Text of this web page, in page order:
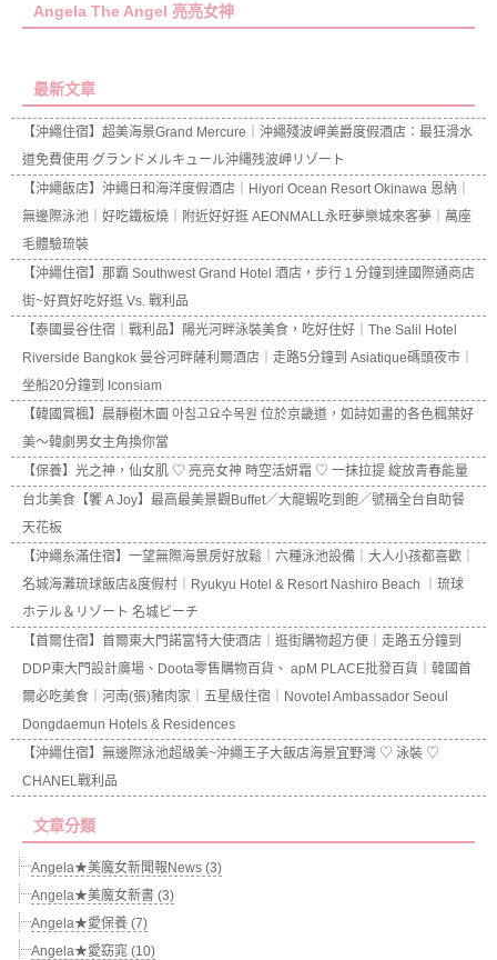
Angela The Angel 亮亮女神
最新文章
【沖繩住宿】超美海景Grand Mercure｜沖繩殘波岬美爵度假酒店：最狂滑水
道免費使用 グランドメルキュール沖縄残波岬リゾート
【沖繩飯店】沖繩日和海洋度假酒店｜Hiyori Ocean Resort Okinawa 恩納｜
無邊際泳池｜好吃鐵板燒｜附近好好逛 AEONMALL永旺夢樂城來客夢｜萬座
毛體驗琉裝
【沖繩住宿】那霸 Southwest Grand Hotel 酒店，步行１分鐘到達國際通商店
街~好買好吃好逛 Vs. 戰利品
【泰國曼谷住宿｜戰利品】陽光河畔泳裝美食，吃好住好｜The Salil Hotel
Riverside Bangkok 曼谷河畔薩利爾酒店｜走路5分鐘到 Asiatique碼頭夜市｜
坐船20分鐘到 Iconsiam
【韓國賞楓】晨靜樹木園 아침고요수목원 位於京畿道，如詩如畫的各色楓葉好
美～韓劇男女主角換你當
【保養】光之神，仙女肌 ♡ 亮亮女神 時空活妍霜 ♡ 一抹拉提 綻放青春能量
台北美食【饗 A Joy】最高最美景觀Buffet／大龍蝦吃到飽／號稱全台自助餐
天花板
【沖繩糸滿住宿】一望無際海景房好放鬆｜六種泳池設備｜大人小孩都喜歡｜
名城海灘琉球飯店&度假村｜Ryukyu Hotel & Resort Nashiro Beach ｜琉球
ホテル＆リゾート 名城ビーチ
【首爾住宿】首爾東大門諾富特大使酒店｜逛街購物超方便｜走路五分鐘到
DDP東大門設計廣場、Doota零售購物百貨、 apM PLACE批發百貨｜韓國首
爾必吃美食｜河南(張)豬肉家｜五星級住宿｜Novotel Ambassador Seoul
Dongdaemun Hotels & Residences
【沖繩住宿】無邊際泳池超級美~沖繩王子大飯店海景宜野灣 ♡ 泳裝 ♡
CHANEL戰利品
文章分類
Angela★美魔女新聞報News (3)
Angela★美魔女新書 (3)
Angela★愛保養 (7)
Angela★愛窈窕 (10)